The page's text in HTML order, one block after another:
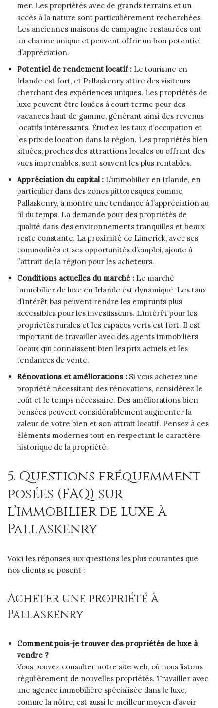
mer. Les propriétés avec de grands terrains et un
accès à la nature sont particulièrement recherchées.
Les anciennes maisons de campagne restaurées ont
un charme unique et peuvent offrir un bon potentiel
d’appréciation.
Potentiel de rendement locatif : Le tourisme en
Irlande est fort, et Pallaskenry attire des visiteurs
cherchant des expériences uniques. Les propriétés de
luxe peuvent être louées à court terme pour des
vacances haut de gamme, générant ainsi des revenus
locatifs intéressants. Étudiez les taux d’occupation et
les prix de location dans la région. Les propriétés bien
situées, proches des attractions locales ou offrant des
vues imprenables, sont souvent les plus rentables.
Appréciation du capital : L’immobilier en Irlande, en
particulier dans des zones pittoresques comme
Pallaskenry, a montré une tendance à l’appréciation au
fil du temps. La demande pour des propriétés de
qualité dans des environnements tranquilles et beaux
reste constante. La proximité de Limerick, avec ses
commodités et ses opportunités d’emploi, ajoute à
l’attrait de la région pour les acheteurs.
Conditions actuelles du marché : Le marché
immobilier de luxe en Irlande est dynamique. Les taux
d’intérêt bas peuvent rendre les emprunts plus
accessibles pour les investisseurs. L’intérêt pour les
propriétés rurales et les espaces verts est fort. Il est
important de travailler avec des agents immobiliers
locaux qui connaissent bien les prix actuels et les
tendances de vente.
Rénovations et améliorations : Si vous achetez une
propriété nécessitant des rénovations, considérez le
coût et le temps nécessaire. Des améliorations bien
pensées peuvent considérablement augmenter la
valeur de votre bien et son attrait locatif. Pensez à des
éléments modernes tout en respectant le caractère
historique de la propriété.
5. Questions fréquemment
posées (FAQ) sur
l’immobilier de luxe à
Pallaskenry
Voici les réponses aux questions les plus courantes que
nos clients se posent :
Acheter une propriété à
Pallaskenry
Comment puis-je trouver des propriétés de luxe à
vendre ?
Vous pouvez consulter notre site web, où nous listons
régulièrement de nouvelles propriétés. Travailler avec
une agence immobilière spécialisée dans le luxe,
comme la nôtre, est aussi le meilleur moyen d’avoir